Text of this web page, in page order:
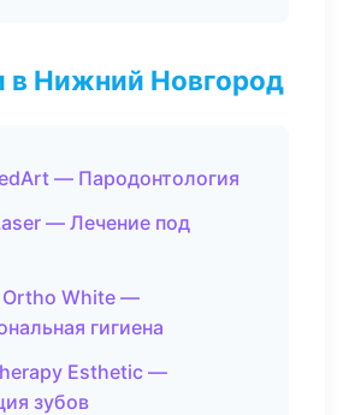
в Нижний Новгород
— Пародонтология
— Лечение под
White —
гигиена
Esthetic —
зубов